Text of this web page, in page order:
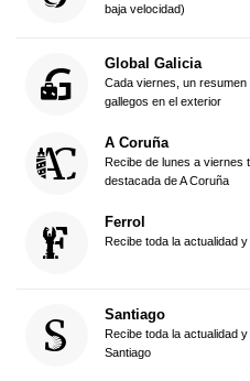
baja velocidad)
Global Galicia
Cada viernes, un
gallegos en el exterior
A Coruña
Recibe de lunes a viernes
destacada de A Coruña
Ferrol
Recibe toda la actualidad
Santiago
Recibe toda la actualidad
Santiago